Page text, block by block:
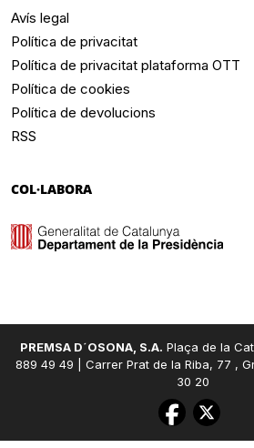
Avís legal
Política de privacitat
Política de privacitat plataforma OTT
Política de cookies
Política de devolucions
RSS
COL·LABORA
PREMSA D´OSONA, S.A. Plaça de la
889 49 49 | Carrer Prat de la Riba, 77 ,
30 20